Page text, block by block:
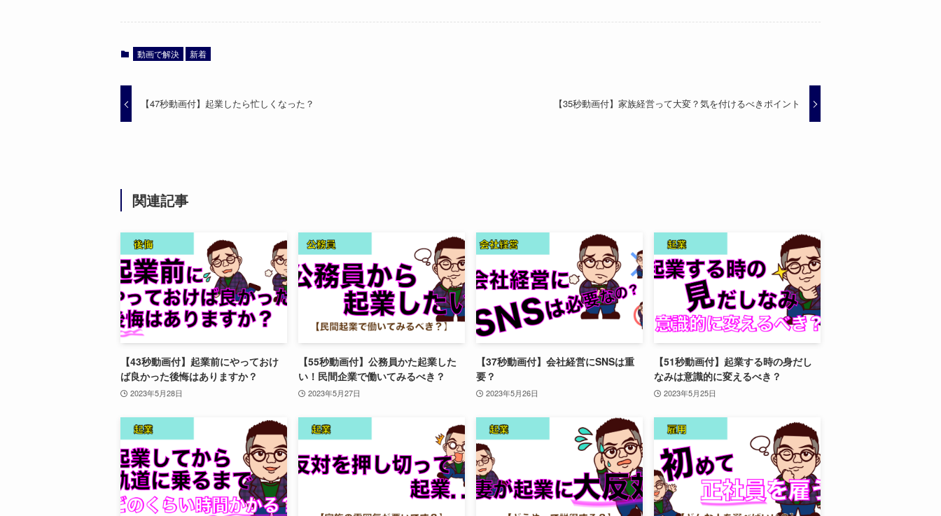
動画で解決 新着
【47秒動画付】起業したら忙しくなった？ 【35秒動画付】家族経営って大変？気を付けるべきポイント
関連記事
【43秒動画付】起業前にやっておけ
ば良かった後悔はありますか？
2023年5月28日
【55秒動画付】公務員かた起業した
い！民間企業で働いてみるべき？
2023年5月27日
【37秒動画付】会社経営にSNSは重
要？
2023年5月26日
【51秒動画付】起業する時の身だし
なみは意識的に変えるべき？
2023年5月25日